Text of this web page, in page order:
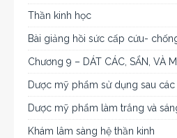
Thần kinh học
Bài giảng hồi sức cấp cứu-
Chương 9 – DÁT CÁC, SẨN, VÀ
Dược mỹ phẩm sử dụng sau
Dược mỹ phẩm làm trắng và
Khám lâm sàng hệ thần kinh